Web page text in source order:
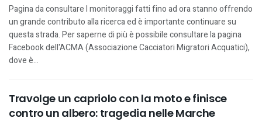
Pagina da consultare I monitoraggi fatti fino ad ora stanno offrendo
un grande contributo alla ricerca ed è importante continuare su
questa strada. Per saperne di più è possibile consultare la pagina
Facebook dell'ACMA (Associazione Cacciatori Migratori Acquatici),
dove è...
Travolge un capriolo con la moto e finisce
contro un albero: tragedia nelle Marche